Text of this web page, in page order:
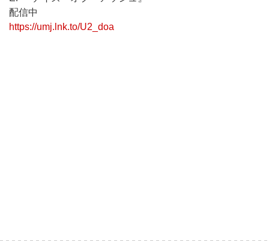
配信中
https://umj.lnk.to/U2_doa